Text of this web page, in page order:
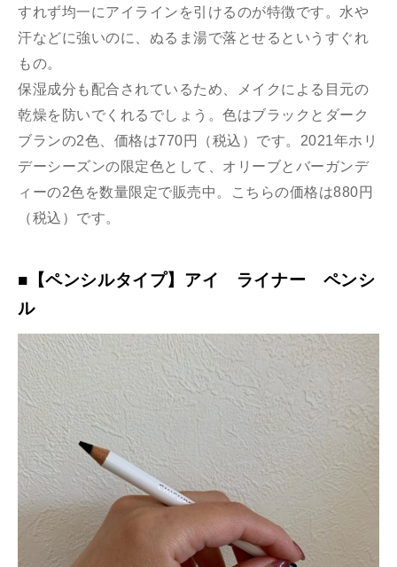
すれず均一にアイラインを引けるのが特徴です。水や
汗などに強いのに、ぬるま湯で落とせるというすぐれ
もの。
保湿成分も配合されているため、メイクによる目元の
乾燥を防いでくれるでしょう。色はブラックとダーク
ブランの2色、価格は770円（税込）です。2021年ホリ
デーシーズンの限定色として、オリーブとバーガンデ
ィーの2色を数量限定で販売中。こちらの価格は880円
（税込）です。
■【ペンシルタイプ】アイ ライナー ペンシ
ル